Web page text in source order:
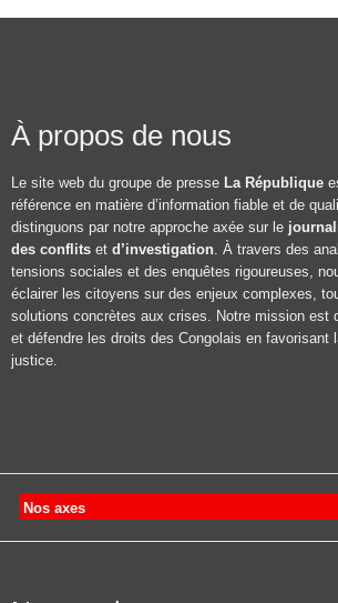
À propos de nous
Le site web du groupe de presse La République
référence en matière d’information fiable et de
distinguons par notre approche axée sur le
des conflits et d’investigation. À travers des
tensions sociales et des enquêtes rigoureuses,
éclairer les citoyens sur des enjeux complexes,
solutions concrètes aux crises. Notre mission est
et défendre les droits des Congolais en favorisant
justice.
Nos axes